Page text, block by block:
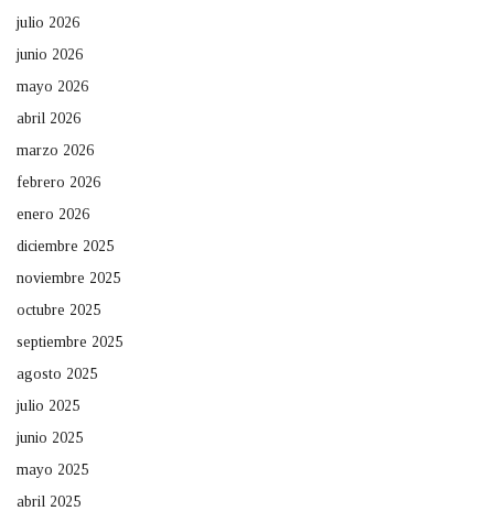
julio 2026
junio 2026
mayo 2026
abril 2026
marzo 2026
febrero 2026
enero 2026
diciembre 2025
noviembre 2025
octubre 2025
septiembre 2025
agosto 2025
julio 2025
junio 2025
mayo 2025
abril 2025